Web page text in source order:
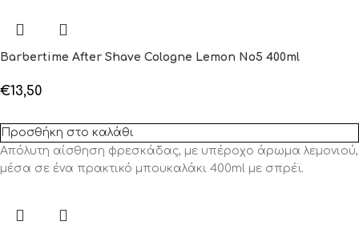
Barbertime After Shave Cologne Lemon No5 400ml
€13,50
Προσθήκη στο καλάθι
Απόλυτη αίσθηση φρεσκάδας, με υπέροχο άρωμα λεμονιού,
μέσα σε ένα πρακτικό μπουκαλάκι 400ml με σπρέϊ.